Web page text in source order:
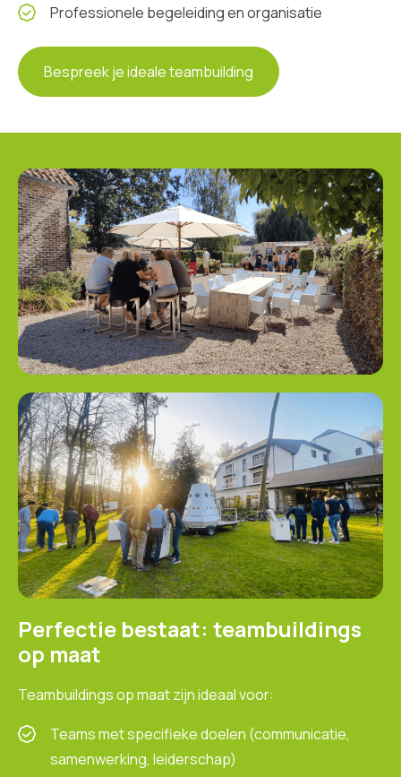
Professionele begeleiding en organisatie
Bespreek je ideale teambuilding
Perfectie bestaat: teambuildings
op maat
Teambuildings op maat zijn ideaal voor:
Teams met specifieke doelen (communicatie,
samenwerking, leiderschap)